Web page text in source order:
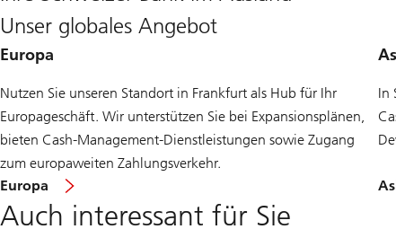
Unser globales Angebot
Europa
Nutzen Sie unseren Standort in Frankfurt als Hub für Ihr
Europageschäft. Wir unterstützen Sie bei Expansionsplänen,
bieten Cash-Management-Dienstleistungen sowie Zugang
zum europaweiten Zahlungsverkehr.
In
Europa
Auch interessant für Sie